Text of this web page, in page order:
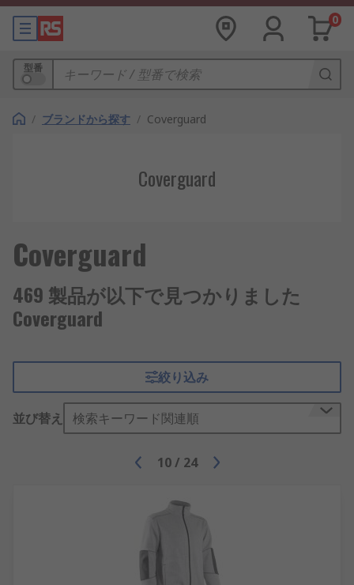
0
型番
/ ブランドから探す / Coverguard
Coverguard
Coverguard
469 製品が以下で見つかりました
Coverguard
絞り込み
並び替え 検索キーワード関連順
10 / 24